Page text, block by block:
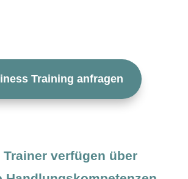
Train­ing anfragen
verfügen über